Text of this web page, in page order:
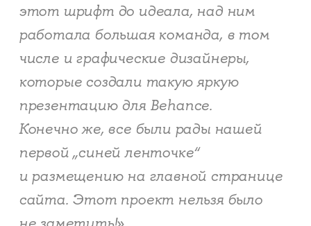
этот шрифт до идеала, над ним
работала большая команда, в том
числе и графические дизайнеры,
которые создали такую яркую
презентацию для Behance.
Конечно же, все были рады нашей
первой „синей ленточке“
и размещению на главной странице
сайта. Этот проект нельзя было